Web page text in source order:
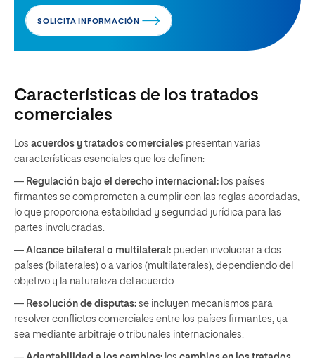
SOLICITA INFORMACIÓN
Características de los tratados
comerciales
Los acuerdos y tratados comerciales presentan varias
características esenciales que los definen:
— Regulación bajo el derecho internacional: los países
firmantes se comprometen a cumplir con las reglas acordadas,
lo que proporciona estabilidad y seguridad jurídica para las
partes involucradas.
— Alcance bilateral o multilateral: pueden involucrar a dos
países (bilaterales) o a varios (multilaterales), dependiendo del
objetivo y la naturaleza del acuerdo.
— Resolución de disputas: se incluyen mecanismos para
resolver conflictos comerciales entre los países firmantes, ya
sea mediante arbitraje o tribunales internacionales.